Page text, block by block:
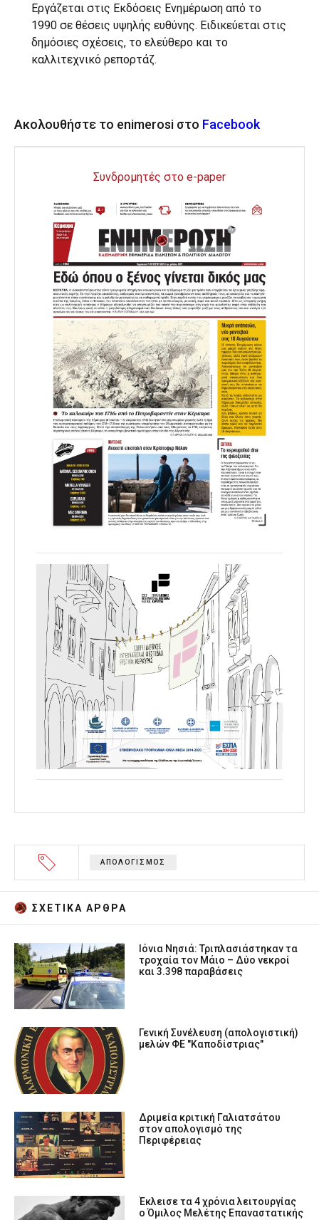
Εργάζεται στις Εκδόσεις Ενημέρωση από το
1990 σε θέσεις υψηλής ευθύνης. Ειδικεύεται στις
δημόσιες σχέσεις, το ελεύθερο και το
καλλιτεχνικό ρεπορτάζ.
Ακολουθήστε το enimerosi στο Facebook
Συνδρομητές στο e-paper
ΑΠΟΛΟΓΙΣΜΟΣ
ΣΧΕΤΙΚA AΡΘΡΑ
Ιόνια Νησιά: Τριπλασιάστηκαν τα
τροχαία τον Μάιο – Δύο νεκροί
και 3.398 παραβάσεις
Γενική Συνέλευση (απολογιστική)
μελών ΦE "Καποδίστριας"
Δριμεία κριτική Γαλιατσάτου
στον απολογισμό της
Περιφέρειας
Έκλεισε τα 4 χρόνια λειτουργίας
ο Όμιλος Μελέτης Επαναστατικής